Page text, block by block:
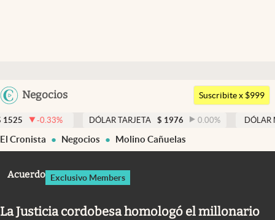
Argentina
Negocios
Members
Economía y Política
Finanzas y Mercados
Columnistas
Suscribite x $999
DÓLAR TARJETA $ 1976 0.00 % DÓLAR MEP 1526,02
El Cronista Negocios Molino Cañuelas
Acuerdo Exclusivo Members
La Justicia cordobesa homologó el millonario